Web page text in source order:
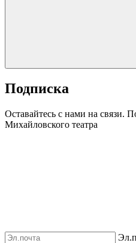
Подписка
Оставайтесь с нами на связи.
Михайловского театра